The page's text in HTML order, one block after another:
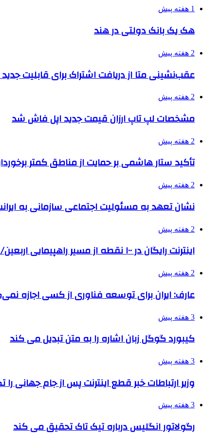
1 هفته پیش
هک یک بانک دولتی در هند
2 هفته پیش
عقب‌نشینی متا از دریافت اشتراک برای قابلیت
2 هفته پیش
مشخصات لپ تاپ ارزان قیمت جدید اپل فاش شد
2 هفته پیش
تأکید ستار هاشمی بر حمایت از مناطق کمتر
2 هفته پیش
نشان تعهد به مسئولیت اجتماعی سازمانی به
2 هفته پیش
اینترنت رایگان در ۱۰۰ نقطه از مسیر راهپیمایی اربعین/ تامین ارز زائران
2 هفته پیش
عارف: ایران برای توسعه فناوری از کسی اجازه
3 هفته پیش
کیبورد گوگل زبان اشاره را به متن تبدیل می کند
3 هفته پیش
وزیر ارتباطات خبر قطع اینترنت پس از جام جهانی
3 هفته پیش
رگولاتور انگلیس درباره تیک تاک تحقیق می کند